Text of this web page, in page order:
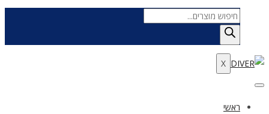
Products
search
X
ראשי